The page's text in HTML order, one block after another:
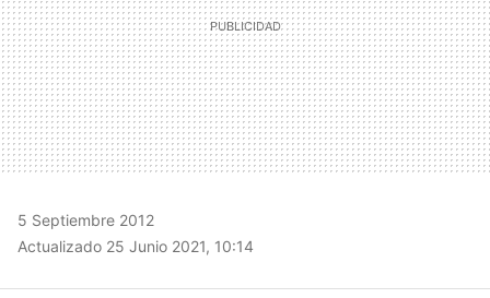
5 Septiembre 2012
Actualizado 25 Junio 2021, 10:14